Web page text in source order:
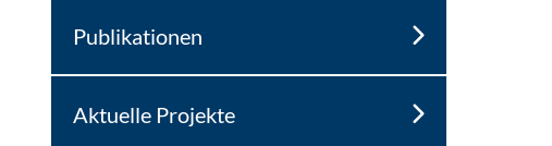
Publikationen
Aktuelle Projekte